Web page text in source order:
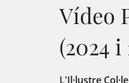
Vídeo
(2024 i
L'Il·lustre